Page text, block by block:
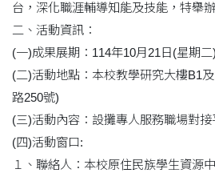
台，深化職涯輔導知能及技能，特舉
二、活動資訊：
(一)成果展期：114年10月21日(星期
(二)活動地點：本校教學研究大樓B1
路250號)
(三)活動內容：設攤專人服務職場對接
(四)活動窗口:
１、聯絡人：本校原住民族學生資源